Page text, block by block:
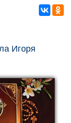
Игоря